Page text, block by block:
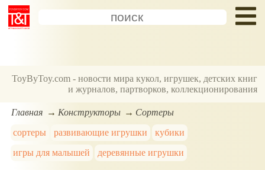
ToyByToy.com - новости мира кукол, игрушек, детских книг
и журналов, партворков, коллекционирования
Главная Конструкторы
Сортеры
сортеры
развивающие игрушки
кубики
игры для малышей
деревянные игрушки